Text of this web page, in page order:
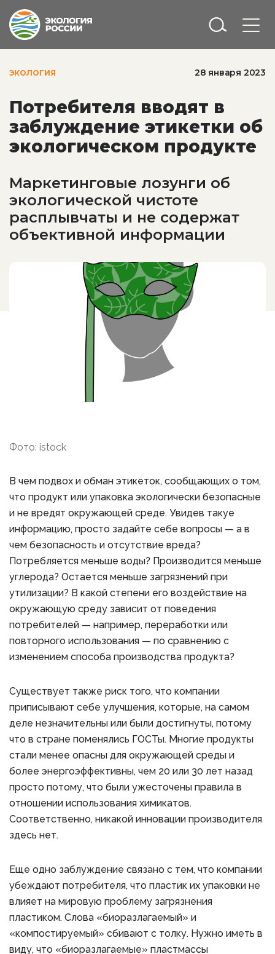
ЭКОЛОГИЯ 28 января 2023
Потребителя вводят в
заблуждение этикетки об
экологическом продукте
Маркетинговые лозунги об
экологической чистоте
расплывчаты и не содержат
объективной информации
Фото: istock
В чем подвох и обман этикеток, сообщающих о том,
что продукт или упаковка экологически безопасные
и не вредят окружающей среде. Увидев такуе
информацию, просто задайте себе вопросы — а в
чем безопасность и отсутствие вреда?
Потребляется меньше воды? Производится меньше
углерода? Остается меньше загрязнений при
утилизации? В какой степени его воздействие на
окружающую среду зависит от поведения
потребителей — например, переработки или
повторного использования — по сравнению с
изменением способа производства продукта?
Существует также риск того, что компании
приписывают себе улучшения, которые, на самом
деле незначительны или были достигнуты, потому
что в стране поменялись ГОСТы. Многие продукты
стали менее опасны для окружающей среды и
более энергоэффективны, чем 20 или 30 лет назад
просто потому, что были ужесточены правила в
отношении использования химикатов.
Соответственно, никакой инновации производителя
здесь нет.
Еще одно заблуждение связано с тем, что компании
убеждают потребителя, что пластик их упаковки не
влияет на мировую проблему загрязнения
пластиком. Слова «биоразлагаемый» и
«компостируемый» сбивают с толку. Нужно иметь в
виду, что «биоразлагаемые» пластмассы